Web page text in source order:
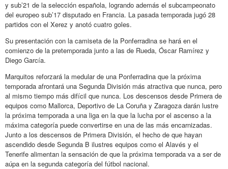
y sub’21 de la selección española, logrando además el subcampeonato
del europeo sub’17 disputado en Francia. La pasada temporada jugó 28
partidos con el Xerez y anotó cuatro goles.
Su presentación con la camiseta de la Ponferradina se hará en el
comienzo de la pretemporada junto a las de Rueda, Óscar Ramírez y
Diego García.
Marquitos reforzará la medular de una Ponferradina que la próxima
temporada afrontará una Segunda División más atractiva que nunca, pero
al mismo tiempo más difícil que nunca. Los descensos desde Primera de
equipos como Mallorca, Deportivo de La Coruña y Zaragoza darán lustre
la próxima temporada a una liga en la que la lucha por el ascenso a la
máxima categoría puede convertirse en una de las más encarnizadas.
Junto a los descensos de Primera División, el hecho de que hayan
ascendido desde Segunda B ilustres equipos como el Alavés y el
Tenerife alimentan la sensación de que la próxima temporada va a ser de
aúpa en la segunda categoría del fútbol nacional.